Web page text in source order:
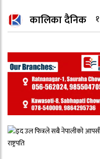
कालिका दैनिक